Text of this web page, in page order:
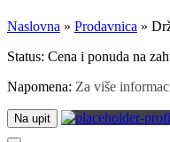
Naslovna » Prodavnica »
Status: Cena i ponuda na
Napomena: Za više
Na upit